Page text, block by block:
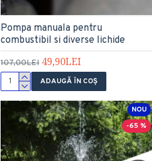
Pompa manuala pentru
combustibil si diverse lichide
107,00LEI 49,90LEI
ADAUGĂ ÎN COŞ
NOU
-65 %